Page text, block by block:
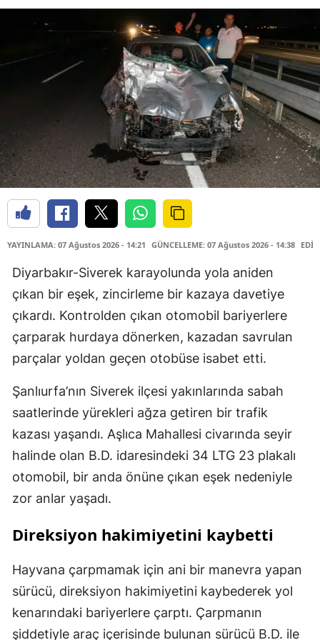
YAYINLAMA: 07 Ağustos 2026 - 14:21 GÜNCELLEME: 07 Ağustos 2026 - 14:38
Diyarbakır-Siverek karayolunda yola aniden
çıkan bir eşek, zincirleme bir kazaya davetiye
çıkardı. Kontrolden çıkan otomobil bariyerlere
çarparak hurdaya dönerken, kazadan savrulan
parçalar yoldan geçen otobüse isabet etti.
Şanlıurfa’nın Siverek ilçesi yakınlarında sabah
saatlerinde yürekleri ağza getiren bir trafik
kazası yaşandı. Aşlıca Mahallesi civarında seyir
halinde olan B.D. idaresindeki 34 LTG 23 plakalı
otomobil, bir anda önüne çıkan eşek nedeniyle
zor anlar yaşadı.
Direksiyon hakimiyetini kaybetti
Hayvana çarpmamak için ani bir manevra yapan
sürücü, direksiyon hakimiyetini kaybederek yol
kenarındaki bariyerlere çarptı. Çarpmanın
şiddetiyle araç içerisinde bulunan sürücü B.D. ile